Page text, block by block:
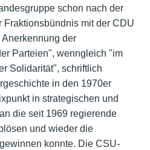
schon nach der
Fraktionsbündnis mit der CDU
der
Parteien", wenngleich "im
Solidarität", schriftlich
in den 1970er
in strategischen und
die seit 1969 regierende
und wieder die
konnte. Die CSU-